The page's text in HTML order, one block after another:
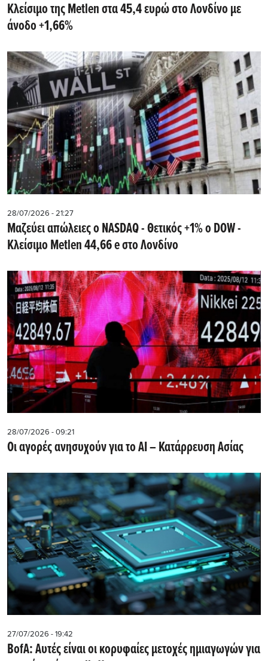
Kλείσιμο της Metlen στα 45,4 ευρώ στο Λονδίνο με
άνοδο +1,66%
28/07/2026 - 21:27
Μαζεύει απώλειες ο NASDAQ - Θετικός +1% ο DOW -
Kλείσιμο Metlen 44,66 e στο Λονδίνο
28/07/2026 - 09:21
Οι αγορές ανησυχούν για το AI – Κατάρρευση Ασίας
27/07/2026 - 19:42
BofA: Αυτές είναι οι κορυφαίες μετοχές ημιαγωγών για